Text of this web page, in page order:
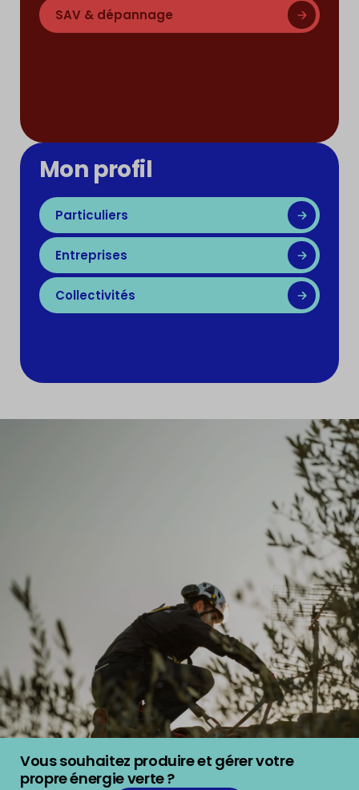
SAV & dépannage
Mon profil
Particuliers
Entreprises
Collectivités
BUILD
Vous souhaitez produire et gérer votre
propre énergie verte ?